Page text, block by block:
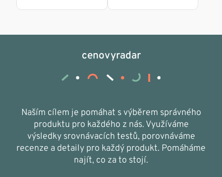
cenovyradar
Naším cílem je pomáhat s výběrem správného
produktu pro každého z nás. Využíváme
výsledky srovnávacích testů, porovnáváme
recenze a detaily pro každý produkt. Pomáháme
najít, co za to stojí.